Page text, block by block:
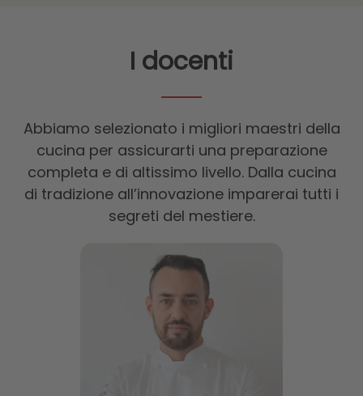
I docenti
Abbiamo selezionato i migliori maestri della
cucina per assicurarti una preparazione
completa e di altissimo livello. Dalla cucina
di tradizione all’innovazione imparerai tutti i
segreti del mestiere.